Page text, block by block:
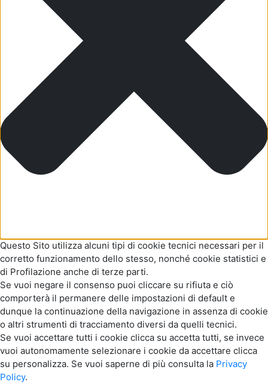
Questo Sito utilizza alcuni tipi di cookie tecnici necessari per il
corretto funzionamento dello stesso, nonché cookie statistici e
di Profilazione anche di terze parti.
Se vuoi negare il consenso puoi cliccare su rifiuta e ciò
comporterà il permanere delle impostazioni di default e
dunque la continuazione della navigazione in assenza di cookie
o altri strumenti di tracciamento diversi da quelli tecnici.
Se vuoi accettare tutti i cookie clicca su accetta tutti, se invece
vuoi autonomamente selezionare i cookie da accettare clicca
su personalizza. Se vuoi saperne di più consulta la Privacy
Policy.